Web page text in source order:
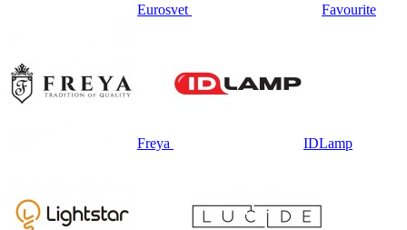
Eurosvet Favourite
Freya IDLamp